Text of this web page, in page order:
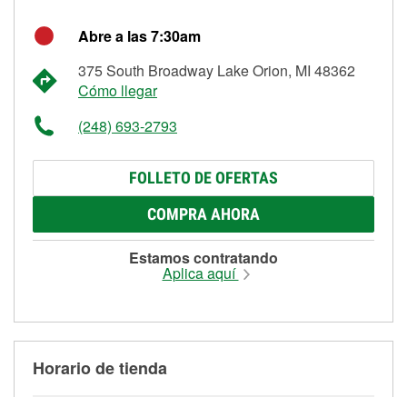
Abre a las 7:30am
375 South Broadway Lake Orion, MI 48362
Cómo llegar
(248) 693-2793
FOLLETO DE OFERTAS
COMPRA AHORA
Estamos contratando
Aplica aquí
Horario de tienda